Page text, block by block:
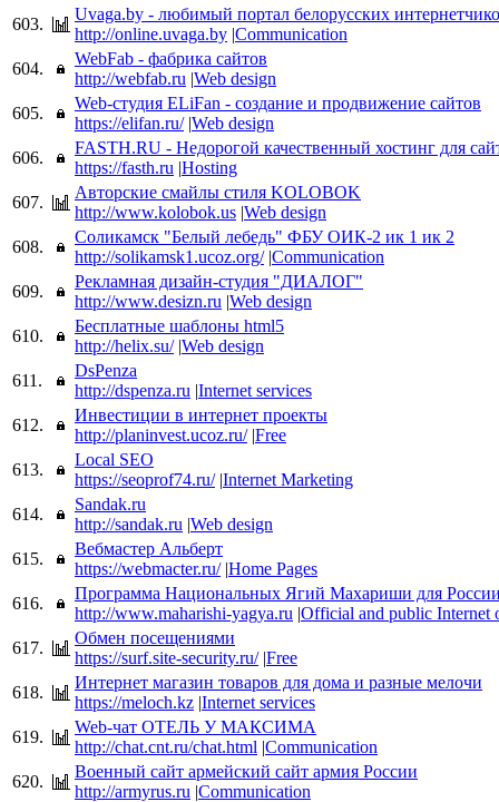
603.
Uvaga.by - любимый портал белорусских
http://online.uvaga.by |Communication
604.
WebFab - фабрика сайтов
http://webfab.ru |Web design
605.
Web-студия ELiFan - создание и продвижение сайтов
https://elifan.ru/ |Web design
606.
FASTH.RU - Недорогой качественный хостинг для
https://fasth.ru |Hosting
607.
Авторские смайлы стиля KOLOBOK
http://www.kolobok.us |Web design
608.
Соликамск "Белый лебедь" ФБУ ОИК-2 ик 1 ик 2
http://solikamsk1.ucoz.org/ |Communication
609.
Рекламная дизайн-студия "ДИАЛОГ"
http://www.desizn.ru |Web design
610.
Бесплатные шаблоны html5
http://helix.su/ |Web design
611.
DsPenza
http://dspenza.ru |Internet services
612.
Инвестиции в интернет проекты
http://planinvest.ucoz.ru/ |Free
613.
Local SEO
https://seoprof74.ru/ |Internet Marketing
614.
Sandak.ru
http://sandak.ru |Web design
615.
Вебмастер Альберт
https://webmacter.ru/ |Home Pages
616.
Программа Национальных Ягий Махариши для
http://www.maharishi-yagya.ru |Official and public Internet
617.
Обмен посещениями
https://surf.site-security.ru/ |Free
618.
Интернет магазин товаров для дома и разные мелочи
https://meloch.kz |Internet services
619.
Web-чат ОТЕЛЬ У МАКСИМА
http://chat.cnt.ru/chat.html |Communication
620.
Военный сайт армейский сайт армия России
http://armyrus.ru |Communication